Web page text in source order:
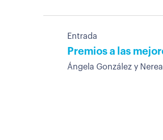
Entrada
Premios a las
Ángela González y